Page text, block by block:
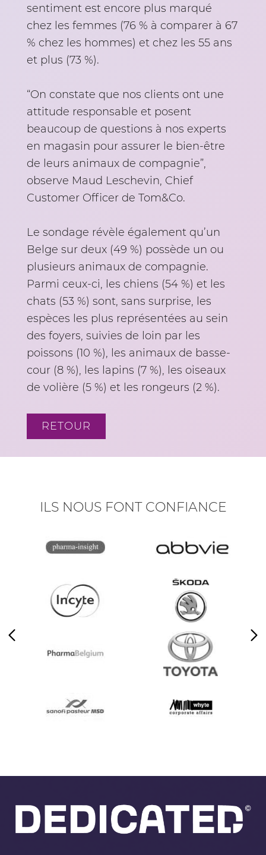
sentiment est encore plus marqué
chez les femmes (76 % à comparer à 67
% chez les hommes) et chez les 55 ans
et plus (73 %).
“On constate que nos clients ont une
attitude responsable et posent
beaucoup de questions à nos experts
en magasin pour assurer le bien-être
de leurs animaux de compagnie”,
observe Maud Leschevin, Chief
Customer Officer de Tom&Co.
Le sondage révèle également qu’un
Belge sur deux (49 %) possède un ou
plusieurs animaux de compagnie.
Parmi ceux-ci, les chiens (54 %) et les
chats (53 %) sont, sans surprise, les
espèces les plus représentées au sein
des foyers, suivies de loin par les
poissons (10 %), les animaux de basse-
cour (8 %), les lapins (7 %), les oiseaux
de volière (5 %) et les rongeurs (2 %).
RETOUR
ILS NOUS FONT CONFIANCE